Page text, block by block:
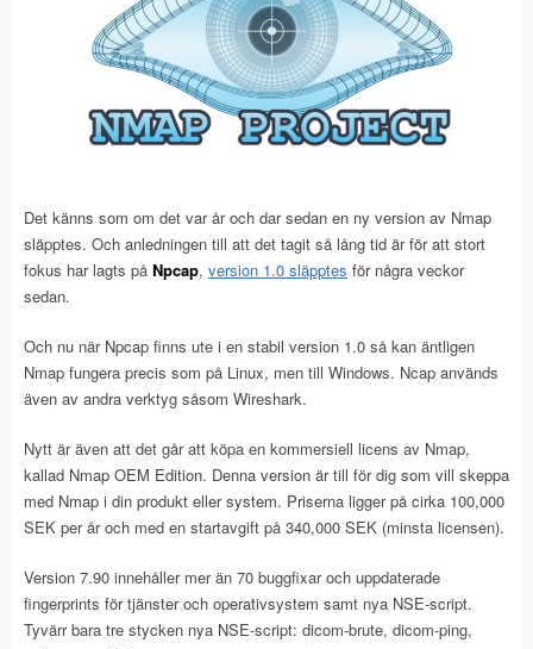
Det känns som om det var år och dar sedan en ny version av Nmap
släpptes. Och anledningen till att det tagit så lång tid är för att stort
fokus har lagts på Npcap, version 1.0 släpptes för några veckor
sedan.
Och nu när Npcap finns ute i en stabil version 1.0 så kan äntligen
Nmap fungera precis som på Linux, men till Windows. Ncap används
även av andra verktyg såsom Wireshark.
Nytt är även att det går att köpa en kommersiell licens av Nmap,
kallad Nmap OEM Edition. Denna version är till för dig som vill skeppa
med Nmap i din produkt eller system. Priserna ligger på cirka 100,000
SEK per år och med en startavgift på 340,000 SEK (minsta licensen).
Version 7.90 innehåller mer än 70 buggfixar och uppdaterade
fingerprints för tjänster och operativsystem samt nya NSE-script.
Tyvärr bara tre stycken nya NSE-script: dicom-brute, dicom-ping,